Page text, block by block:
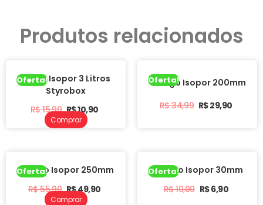
Produtos relacionados
Oferta!
Caixa Isopor 3 Litros
Styrobox
R$15,90 R$10,90
Oferta!
Tarugo Isopor 200mm
R$34,99 R$29,90
Comprar
Oferta!
Tarugo Isopor 250mm
R$55,90 R$49,90
Oferta!
Tarugo Isopor 30mm
R$10,00 R$6,90
Comprar